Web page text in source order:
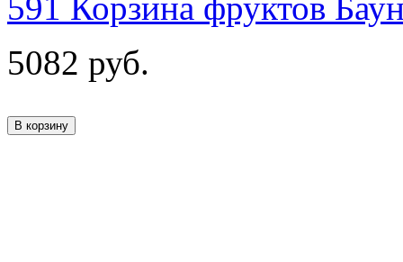
591 Корзина фруктов
5082 руб.